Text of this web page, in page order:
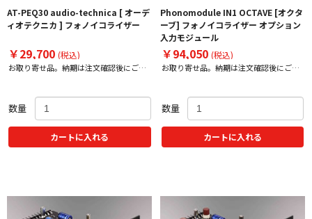
AT-PEQ30 audio-technica [ オーデ
ィオテクニカ ] フォノイコライザー
￥29,700 (税込)
お取り寄せ品。納期は注文確認後にご案
数量
カートに入れる
Phonomodule IN1 OCTAVE [オクタ
ーブ] フォノイコライザー オプション
入力モジュール
￥94,050 (税込)
お取り寄せ品。納期は注文確認後にご案
数量
カートに入れる